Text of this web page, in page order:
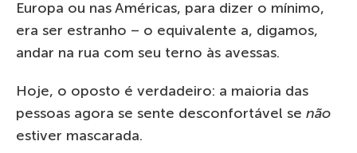
Europa ou nas Américas, para dizer o mínimo,
era ser estranho – o equivalente a, digamos,
andar na rua com seu terno às avessas.
Hoje, o oposto é verdadeiro: a maioria das
pessoas agora se sente desconfortável se não
estiver mascarada.